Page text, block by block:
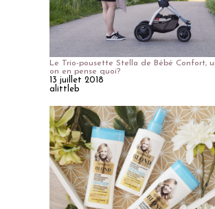
Le Trio-pousette Stella de Bébé Confort,
on en pense quoi?
13 juillet 2018
alittleb